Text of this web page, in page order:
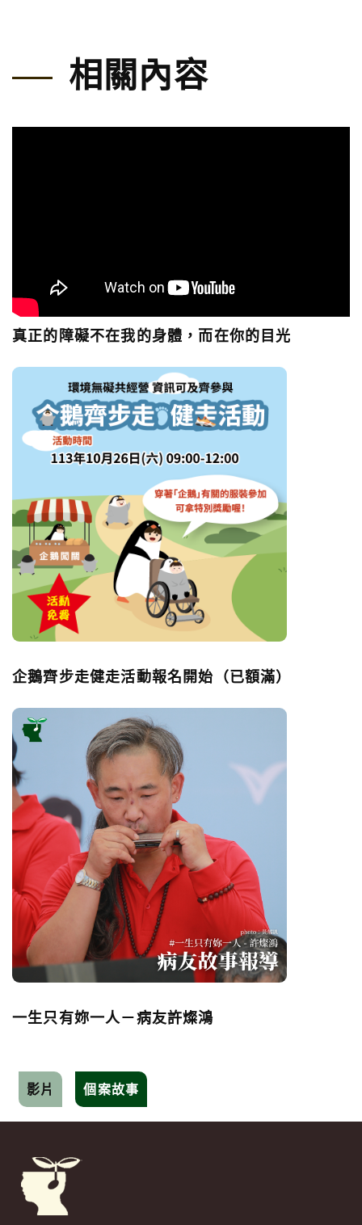
相關內容
真正的障礙不在我的身體，而在你的目光
企鵝齊步走健走活動報名開始（已額滿）
一生只有妳一人－病友許燦鴻
影片 個案故事